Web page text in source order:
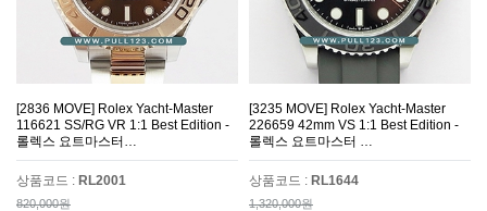
[2836 MOVE] Rolex Yacht-Master
116621 SS/RG VR 1:1 Best Edition -
롤렉스 요트마스터…
상품코드 : RL2001
820,000원
[3235 MOVE] Rolex Yacht-Master
226659 42mm VS 1:1 Best Edition -
롤렉스 요트마스터 …
상품코드 : RL1644
1,320,000원